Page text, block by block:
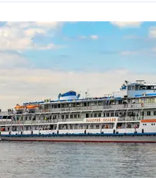
Средняя палуба
1А
Средняя палуба ПК
Средняя палуба 1А
Средняя палуба ПК